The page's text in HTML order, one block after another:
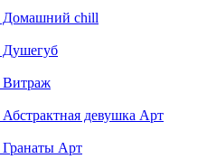
Домашний chill
Душегуб
Витраж
Абстрактная девушка Арт
Гранаты Арт